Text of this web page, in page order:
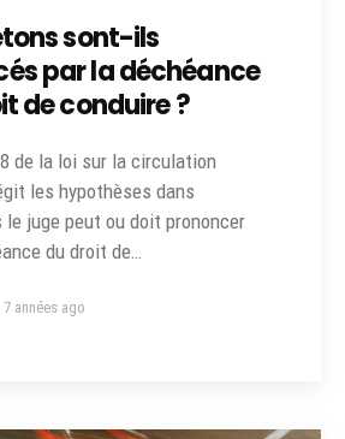
sont-ils
par la déchéance
de conduire ?
de la loi sur la circulation
les hypothèses dans
le juge peut ou doit prononcer
du droit de…
7 années ago